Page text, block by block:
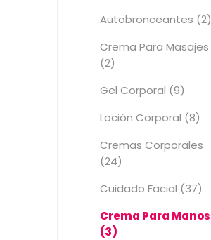
Autobronceantes (2)
Crema Para Masajes
(2)
Gel Corporal (9)
Loción Corporal (8)
Cremas Corporales
(24)
Cuidado Facial (37)
Crema Para Manos
(3)